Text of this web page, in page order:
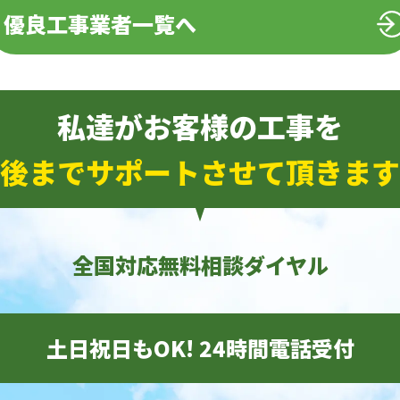
優良工事業者一覧へ
私達がお客様の工事を
までサポートさせて頂きま
全国対応無料相談ダイヤル
土日祝日もOK! 24時間電話受付